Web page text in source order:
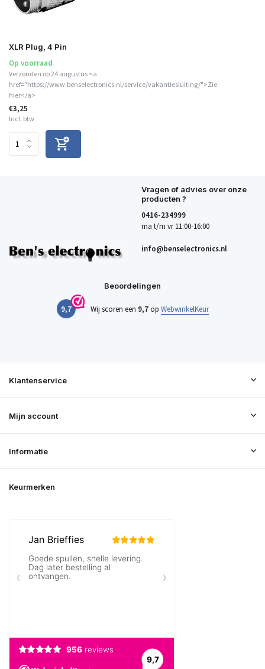
XLR Plug, 4 Pin
Op voorraad
Verzonden op 24 augustus <a
href="https://www.benselectronics.nl/service/vakantiesluiting/">Zie
hier</a>
€3,25
Incl. btw
Vragen of advies over onze
producten ?
0416-234999
ma t/m vr 11:00-16:00
info@benselectronics.nl
Beoordelingen
9,7 Wij scoren een 9,7op WebwinkelKeur
Klantenservice
Mijn account
Informatie
Keurmerken